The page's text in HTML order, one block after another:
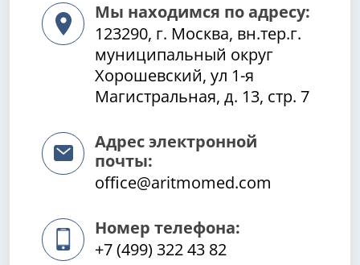
Мы находимся по адресу:
123290, г. Москва, вн.тер.г.
муниципальный округ
Хорошевский, ул 1-я
Магистральная, д. 13, стр. 7
Адрес электронной
почты:
office@aritmomed.com
Номер телефона:
+7 (499) 322 43 82